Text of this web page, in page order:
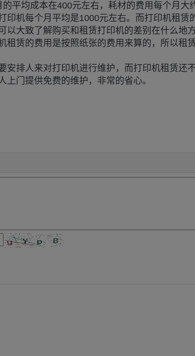
平均成本在400元左右，耗材的费用每个月大
印机每个月平均是1000元左右。而打印机租赁
大致了解购买和租赁打印机的差别在什么地
租赁的费用是按照纸张的费用来算的，所以租
排人来对打印机进行维护，而打印机租赁还
上门提供免费的维护，非常的省心。